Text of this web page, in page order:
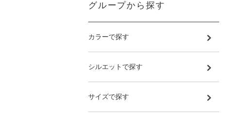
グループから探す
カラーで探す
シルエットで探す
サイズで探す